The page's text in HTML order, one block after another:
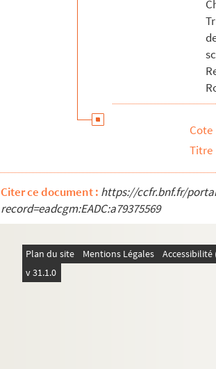
Connaissez-vous la voie lactée
La reine morte (1959)
La bonne Anna (1961 ; reprise)
Sémiramis (1963)
Protée (1965)
L’arlésienne (1966)
Cote
Titre
Citer ce document : https://ccfr.bnf.fr/
record=eadcgm:EADC:a79375569
Plan du site Mentions Légales
v 31.1.0